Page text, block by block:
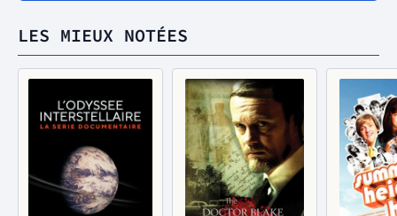
LES MIEUX NOTÉES